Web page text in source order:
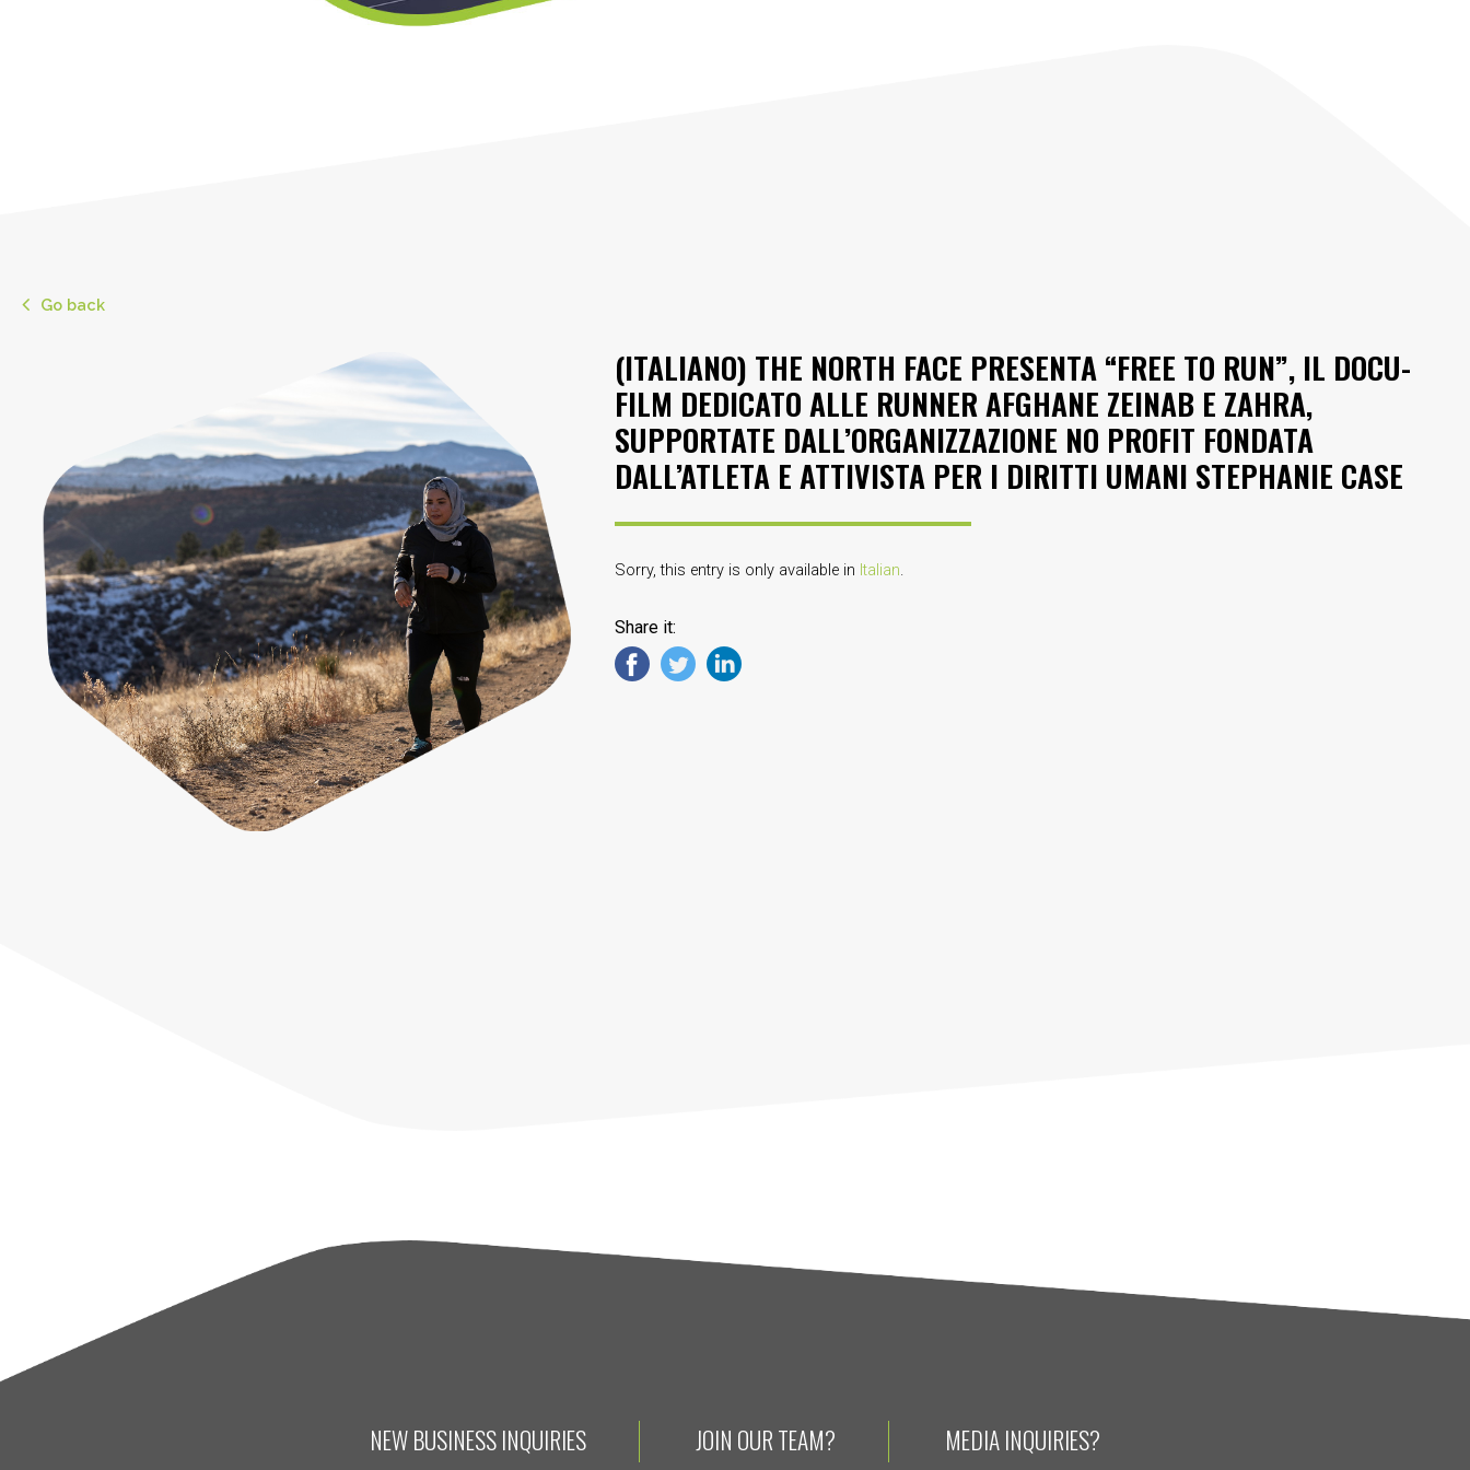
Go back
(ITALIANO) THE NORTH FACE PRESENTA “FREE TO RUN”, IL DOCU-
FILM DEDICATO ALLE RUNNER AFGHANE ZEINAB E ZAHRA,
SUPPORTATE DALL’ORGANIZZAZIONE NO PROFIT FONDATA
DALL’ATLETA E ATTIVISTA PER I DIRITTI UMANI STEPHANIE CASE
Sorry, this entry is only available in Italian.
Share it:
NEW BUSINESS INQUIRIES JOIN OUR TEAM? MEDIA INQUIRIES?